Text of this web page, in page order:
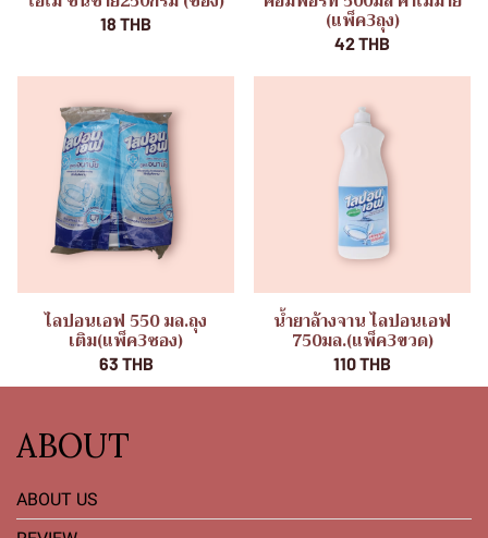
18 THB (แพ็ค3ถุง)
42 THB
ไลปอนเอฟ 550 มล.ถุง
เติม(แพ็ค3ซอง)
63 THB
น้ำยาล้างจาน ไลปอนเอฟ
750มล.(แพ็ค3ขวด)
110 THB
ABOUT
ABOUT US